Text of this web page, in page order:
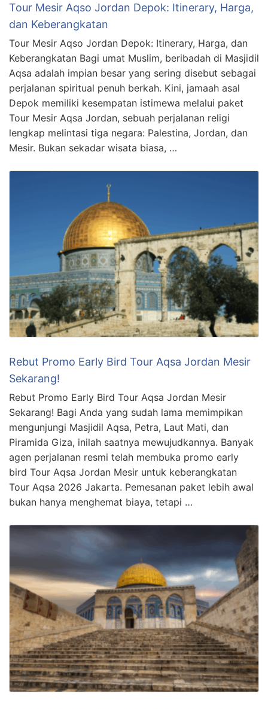
Tour Mesir Aqso Jordan Depok: Itinerary, Harga,
dan Keberangkatan
Tour Mesir Aqso Jordan Depok: Itinerary, Harga, dan
Keberangkatan Bagi umat Muslim, beribadah di Masjidil
Aqsa adalah impian besar yang sering disebut sebagai
perjalanan spiritual penuh berkah. Kini, jamaah asal
Depok memiliki kesempatan istimewa melalui paket
Tour Mesir Aqsa Jordan, sebuah perjalanan religi
lengkap melintasi tiga negara: Palestina, Jordan, dan
Mesir. Bukan sekadar wisata biasa, …
Rebut Promo Early Bird Tour Aqsa Jordan Mesir
Sekarang!
Rebut Promo Early Bird Tour Aqsa Jordan Mesir
Sekarang! Bagi Anda yang sudah lama memimpikan
mengunjungi Masjidil Aqsa, Petra, Laut Mati, dan
Piramida Giza, inilah saatnya mewujudkannya. Banyak
agen perjalanan resmi telah membuka promo early
bird Tour Aqsa Jordan Mesir untuk keberangkatan
Tour Aqsa 2026 Jakarta. Pemesanan paket lebih awal
bukan hanya menghemat biaya, tetapi …